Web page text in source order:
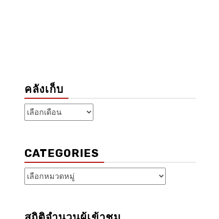
คลังเก็บ
คลัง
เก็บ
CATEGORIES
Categories